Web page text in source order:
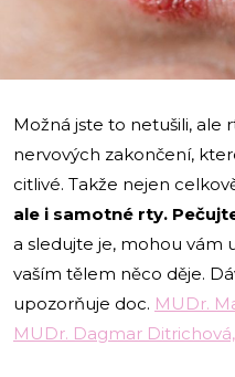
Možná jste to netušili, ale
nervových zakončení,
citlivé. Takže nejen
ale i samotné rty.
a sledujte je, mohou vám
vaším tělem něco děje.
upozorňuje doc. MUDr.
MUDr. Dagmar Ditrichová,